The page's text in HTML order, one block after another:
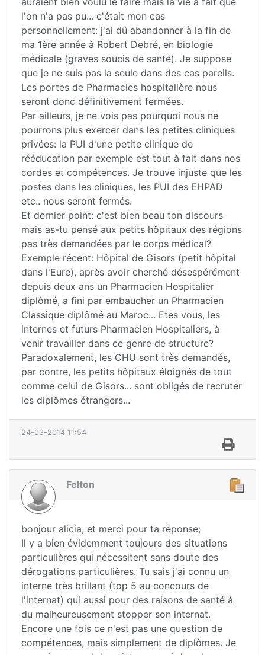
l'on n'a pas pu... c'était mon cas
personnellement: j'ai dû abandonner à la fin de
ma 1ère année à Robert Debré, en biologie
médicale (graves soucis de santé). Je suppose
que je ne suis pas la seule dans des cas pareils.
Les portes de Pharmacies hospitalière nous
seront donc définitivement fermées.
Par ailleurs, je ne vois pas pourquoi nous ne
pourrons plus exercer dans les petites cliniques
privées: la PUI d'une petite clinique de
rééducation par exemple est tout à fait dans nos
cordes et compétences. Je trouve injuste que les
postes dans les cliniques, les PUI des EHPAD
etc.. nous seront fermés.
Et dernier point: c'est bien beau ton discours
mais as-tu pensé aux petits hôpitaux des régions
pas très demandées par le corps médical?
Exemple récent: Hôpital de Gisors (petit hôpital
dans l'Eure), après avoir cherché désespérément
depuis deux ans un Pharmacien Hospitalier
diplômé, a fini par embaucher un Pharmacien
Classique diplômé au Maroc... Etes vous, les
internes et futurs Pharmacien Hospitaliers, à
venir travailler dans ce genre de structure?
Paradoxalement, les CHU sont très demandés,
par contre, les petits hôpitaux éloignés de tout
comme celui de Gisors... sont obligés de recruter
les diplômes étrangers...
24-03-2014 11:54
Felton
bonjour alicia, et merci pour ta réponse;
Il y a bien évidemment toujours des situations
particulières qui nécessitent sans doute des
dérogations particulières. Tu sais j'ai connu un
interne très brillant (top 5 au concours de
l'internat) qui aussi pour des raisons de santé à
du malheureusement stopper son internat.
Encore une fois ce n'est pas une question de
compétences, mais simplement de diplômes. Je